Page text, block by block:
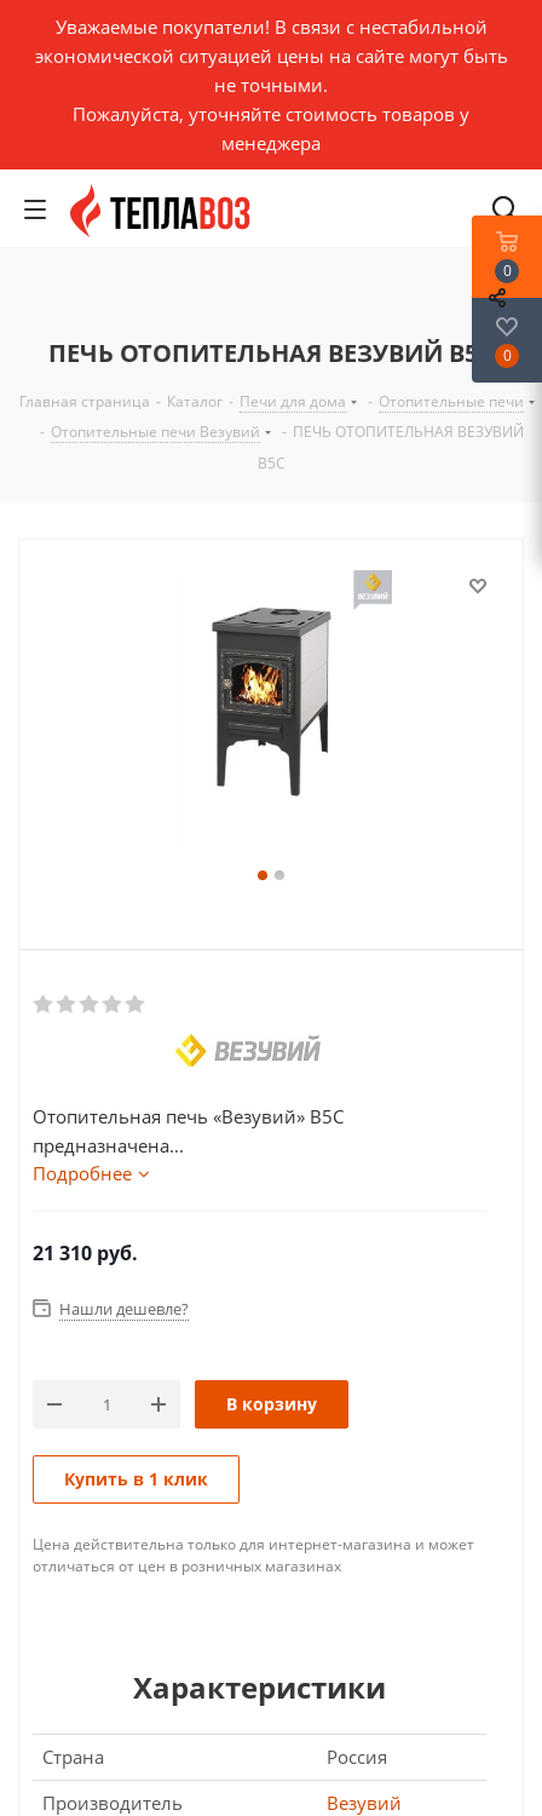
Уважаемые покупатели! В связи с нестабильной
экономической ситуацией цены на сайте могут быть
не точными.
Пожалуйста, уточняйте стоимость товаров у
менеджера
ПЕЧЬ ОТОПИТЕЛЬНАЯ ВЕЗУВИЙ В5С
Главная страница - Каталог - Печи для дома - Отопительные печи
- Отопительные печи Везувий - ПЕЧЬ ОТОПИТЕЛЬНАЯ ВЕЗУВИЙ
В5С
Отопительная печь «Везувий» В5С
предназначена...
Подробнее
21 310 руб.
Нашли дешевле?
В корзину
Купить в 1 клик
Цена действительна только для интернет-магазина и может
отличаться от цен в розничных магазинах
Характеристики
Страна
Россия
Производитель
Везувий
0
0